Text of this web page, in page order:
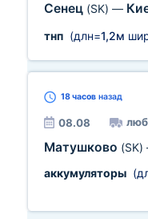
Сенец (SK) —
тнп (длн=1,2м
18 часов назад
08.08
Матушково (SK)
аккумуляторы